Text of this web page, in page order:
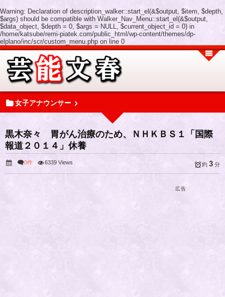
Warning: Declaration of description_walker::start_el(&$output, $item, $depth,
$args) should be compatible with Walker_Nav_Menu::start_el(&$output,
$data_object, $depth = 0, $args = NULL, $current_object_id = 0) in
/home/katsube/remi-piatek.com/public_html/wp-content/themes/dp-
elplano/inc/scr/custom_menu.php on line 0
女子アナウンサー
黒木奈々 胃がん治療のため、ＮＨＫＢＳ１「国際
報道２０１４」休養
0件 6339 Views 約 3 分
広告